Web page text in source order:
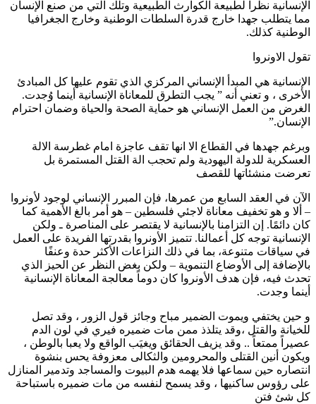
الإنسانية نظرا لطبيعة الكوارث الطبيعية وتلك التي من صنع الإنسان
مما يتطلب جهدا خارج قدرة السلطات الوطنية وخارج الجغرافيا
الوطنية كذلك.
تقول الاونروا
الإنسانية هي المبدأ الإنساني المركزي الذي تقوم عليها كل المبادئ
الأخرى ، و تعني أنه ” يجب التطرق للمعاناة الإنسانية ‏أينما وُجدت.
الغرض من العمل ‏الإنساني هو حماية الصحة والحياة ‏وضمان احترام
الإنسان.”
وبرغم جهدها في القطاع الا انها تقف عاجزة امام غطرسة الالة
العسكرية للدولة اليهودية ولم تحجب الة القتل المستمرة بل
تعرضت منشئاتها للقصف
الآن في العقد السابع من عمرها، فإن المبرر الإنساني لوجود لأونروا
– ألا و هو تخفيف معاناة لاجئي فلسطين – هو أمر بالغ الأهمية كما
كان دائمًا. إن التزامنا بالإنسانية لا يقتصر على المناصرة ـ ولكن
الإنسانية توجه كل أعمالنا. تتميز الأونروا بقدرتها الفريدة على العمل
في سياقات متنوعة، بما في ذلك النزاعات الأكثر حدة وعنفًا
بالإضافة إلى الأوضاع التنموية – ولكن بغض النظر عن الحيز الذي
تحدث فيه، فإن هدف الأونروا كان دوماً معالجة المعاناة الإنسانية
أينما وجدت.
و حين يختفي ويموت الضمير مباح وجائز قول الزور ، وقد تصل
للخيانة والقتل ،وقد يتلذذ ممن مات ضميره فيري في لون الدم
عصيراً ممتعاً .. وقد يزيف الحقائق ويغيَب الواقع ولا يعبا بالوطن ،
ويكون أنين القتلى والمحرومين والثكالى معزوفة يحس بنشوة
انتصاره حين سماعها فلا يهمه هدم البيوت والمساجد وتدمير المنازل
على رؤوس ساكنيها ، وقد يسمح لنفسه من مات ضميره باستباحة
كل شئ فتن